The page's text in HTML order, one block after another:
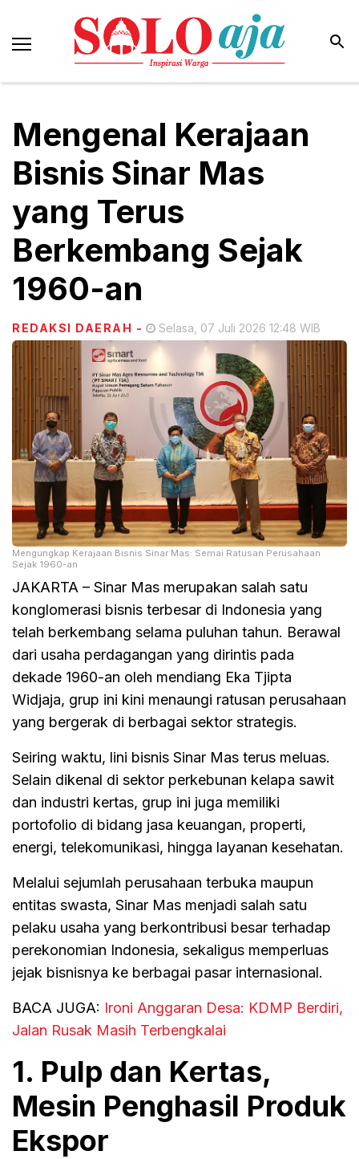
Mengenal Kerajaan
Bisnis Sinar Mas
yang Terus
Berkembang Sejak
1960-an
REDAKSI DAERAH - Selasa, 07 Juli 2026 12:48 WIB
Mengungkap Kerajaan Bisnis Sinar Mas: Semai Ratusan Perusahaan
Sejak 1960-an
JAKARTA – Sinar Mas merupakan salah satu
konglomerasi bisnis terbesar di Indonesia yang
telah berkembang selama puluhan tahun. Berawal
dari usaha perdagangan yang dirintis pada
dekade 1960-an oleh mendiang Eka Tjipta
Widjaja, grup ini kini menaungi ratusan perusahaan
yang bergerak di berbagai sektor strategis.
Seiring waktu, lini bisnis Sinar Mas terus meluas.
Selain dikenal di sektor perkebunan kelapa sawit
dan industri kertas, grup ini juga memiliki
portofolio di bidang jasa keuangan, properti,
energi, telekomunikasi, hingga layanan kesehatan.
Melalui sejumlah perusahaan terbuka maupun
entitas swasta, Sinar Mas menjadi salah satu
pelaku usaha yang berkontribusi besar terhadap
perekonomian Indonesia, sekaligus memperluas
jejak bisnisnya ke berbagai pasar internasional.
BACA JUGA: Ironi Anggaran Desa: KDMP Berdiri,
Jalan Rusak Masih Terbengkalai
1. Pulp dan Kertas,
Mesin Penghasil Produk
Ekspor